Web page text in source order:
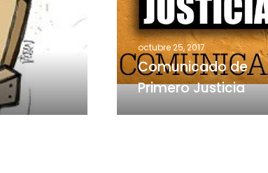
octubre 25, 2017
Comunicado de
Primero Justicia